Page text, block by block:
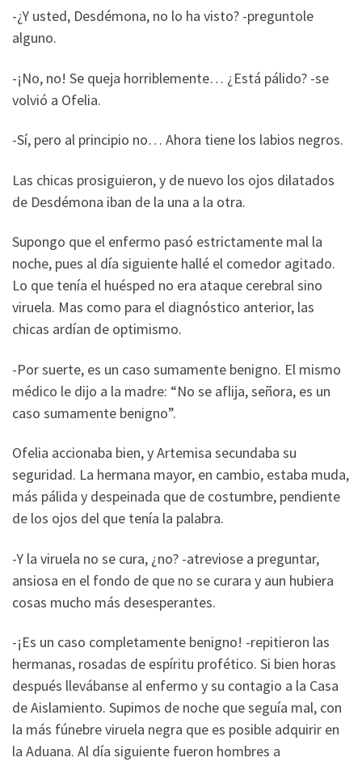
-¿Y usted, Desdémona, no lo ha visto? -preguntole
alguno.
-¡No, no! Se queja horriblemente… ¿Está pálido? -se
volvió a Ofelia.
-Sí, pero al principio no… Ahora tiene los labios negros.
Las chicas prosiguieron, y de nuevo los ojos dilatados
de Desdémona iban de la una a la otra.
Supongo que el enfermo pasó estrictamente mal la
noche, pues al día siguiente hallé el comedor agitado.
Lo que tenía el huésped no era ataque cerebral sino
viruela. Mas como para el diagnóstico anterior, las
chicas ardían de optimismo.
-Por suerte, es un caso sumamente benigno. El mismo
médico le dijo a la madre: “No se aflija, señora, es un
caso sumamente benigno”.
Ofelia accionaba bien, y Artemisa secundaba su
seguridad. La hermana mayor, en cambio, estaba muda,
más pálida y despeinada que de costumbre, pendiente
de los ojos del que tenía la palabra.
-Y la viruela no se cura, ¿no? -atreviose a preguntar,
ansiosa en el fondo de que no se curara y aun hubiera
cosas mucho más desesperantes.
-¡Es un caso completamente benigno! -repitieron las
hermanas, rosadas de espíritu profético. Si bien horas
después llevábanse al enfermo y su contagio a la Casa
de Aislamiento. Supimos de noche que seguía mal, con
la más fúnebre viruela negra que es posible adquirir en
la Aduana. Al día siguiente fueron hombres a